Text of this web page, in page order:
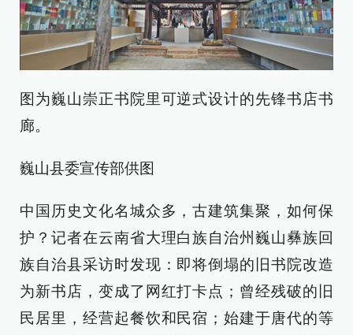
图为巍山崇正书院里可逆式设计的先锋书店书
廊。
巍山县委宣传部供图
中国历史文化名城众多，古建筑集聚，如何保
护？记者在云南省大理白族自治州巍山彝族回
族自治县采访时发现：即将倒塌的旧书院改造
为新书店，变成了网红打卡点；曾经残破的旧
民居里，经营起餐饮和民宿；始建于唐代的等